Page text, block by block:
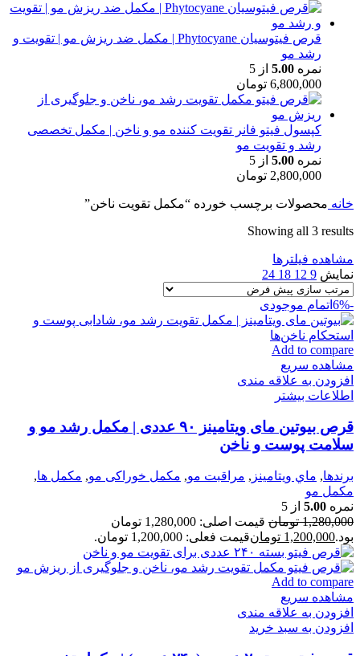
قرص فیتوسیان Phytocyane | مکمل ضد ریزش مو | تقویت و
رشد مو
نمره 5.00 از 5
6,800,000 تومان
کپسول فیتو فانر تقویت کننده مو و ناخن | مکمل تخصصی
رشد و تقویت مو
نمره 5.00 از 5
2,800,000 تومان
خانه محصولات برچسب خورده “مکمل تقویت ناخن”
Showing all 3 results
مشاهده فیلترها
نمایش 9
12
18
24
-6% اتمام موجودی
Add to compare
مشاهده سریع
افزودن به علاقه مندی
اطلاعات بیشتر
قرص بیوتین مای ویتامینز ۹۰ عددی | مکمل رشد مو و
سلامت پوست و ناخن
برندها, ماي ويتامينز , مراقبت مو, مكمل خوراكی مو, مكمل ها,
مکمل مو
نمره 5.00 از 5
1,280,000 تومان
قیمت اصلی: 1,280,000 تومان
بود.1,200,000 تومانقیمت فعلی: 1,200,000 تومان.
Add to compare
مشاهده سریع
افزودن به علاقه مندی
افزودن به سبد خرید